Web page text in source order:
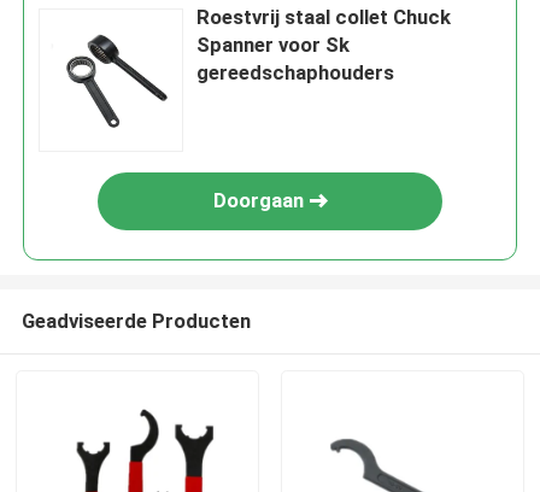
Roestvrij staal collet Chuck
Spanner voor Sk
gereedschaphouders
Doorgaan
Geadviseerde Producten